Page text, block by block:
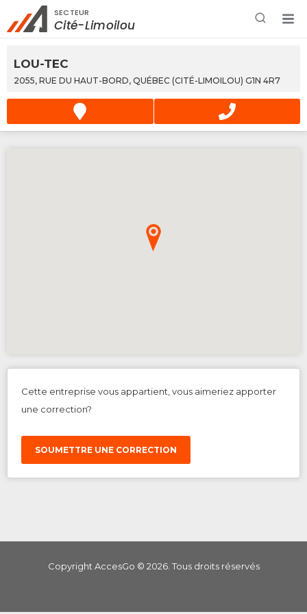
Rechercher à proximité - Entreprise / Rabais /
Services
SECTEUR
Cité-Limoilou
LOU-TEC
2055, RUE DU HAUT-BORD, QUÉBEC (CITÉ-LIMOILOU) G1N 4R7
Cette entreprise vous appartient, vous aimeriez apporter
une correction?
SOUMETTRE UNE CORRECTION
Copyright AccesGo © 2026. Tous droits réservés